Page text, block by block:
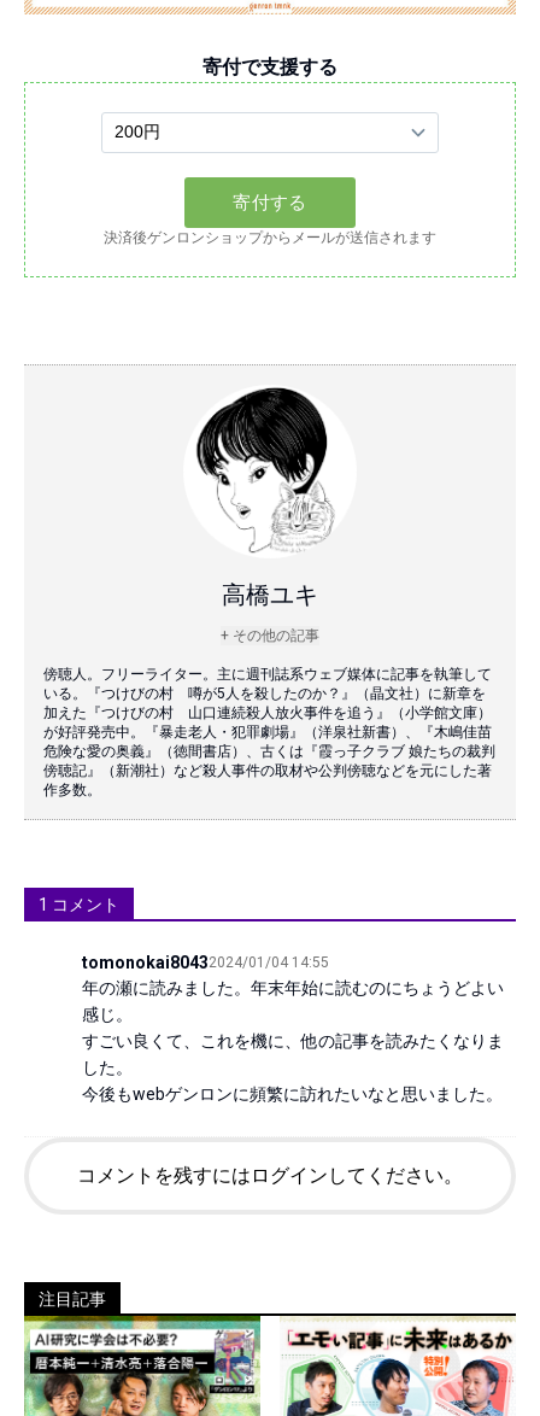
寄付で支援する
決済後ゲンロンショップからメールが送信されます
高橋ユキ
+ その他の記事
傍聴人。フリーライター。主に週刊誌系ウェブ媒体に記事を執筆して
いる。『つけびの村 噂が5人を殺したのか？』（晶文社）に新章を
加えた『つけびの村 山口連続殺人放火事件を追う』（小学館文庫）
が好評発売中。『暴走老人・犯罪劇場』（洋泉社新書）、『木嶋佳苗
危険な愛の奥義』（徳間書店）、古くは『霞っ子クラブ 娘たちの裁判
傍聴記』（新潮社）など殺人事件の取材や公判傍聴などを元にした著
作多数。
1 コメント
tomonokai80432024/01/04 14:55
年の瀬に読みました。年末年始に読むのにちょうどよい
感じ。
すごい良くて、これを機に、他の記事を読みたくなりま
した。
今後もwebゲンロンに頻繁に訪れたいなと思いました。
コメントを残すにはログインしてください。
注目記事